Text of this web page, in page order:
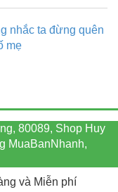
nhắc ta đừng quên
mẹ
80089, Shop Huy
MuaBanNhanh,
và Miễn phí